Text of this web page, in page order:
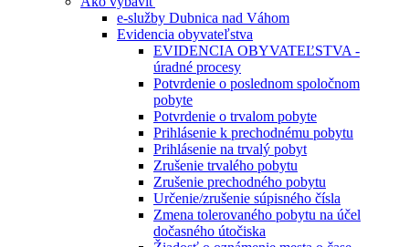
e-služby Dubnica nad Váhom
Evidencia obyvateľstva
EVIDENCIA OBYVATEĽSTVA -
úradné procesy
Potvrdenie o poslednom spoločnom
pobyte
Potvrdenie o trvalom pobyte
Prihlásenie k prechodnému pobytu
Prihlásenie na trvalý pobyt
Zrušenie trvalého pobytu
Zrušenie prechodného pobytu
Určenie/zrušenie súpisného čísla
Zmena tolerovaného pobytu na účel
dočasného útočiska